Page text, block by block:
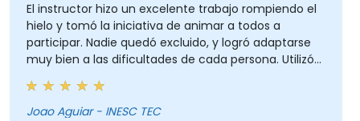
El instructor hizo un excelente trabajo rompiendo el
hielo y tomó la iniciativa de animar a todos a
participar. Nadie quedó excluido, y logró adaptarse
muy bien a las dificultades de cada persona. Utilizó
eficazmente los desafíos y preguntas planteados
por los participantes para proporcionar explicaciones
más claras al público en general.
Joao Aguiar - INESC TEC